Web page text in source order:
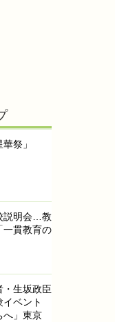
祭」
説明会…教
一貫教育の
・生坂政臣
ベント
へ」東京